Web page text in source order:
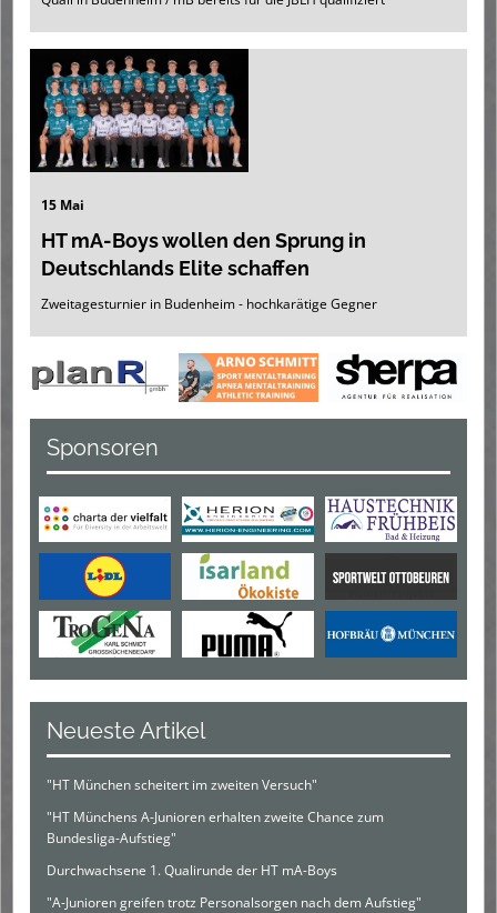
15 Mai
HT mA-Boys wollen den Sprung in
Deutschlands Elite schaffen
Zweitagesturnier in Budenheim - hochkarätige Gegner
Sponsoren
Neueste Artikel
"HT München scheitert im zweiten Versuch"
"HT Münchens A-Junioren erhalten zweite Chance zum
Bundesliga-Aufstieg"
Durchwachsene 1. Qualirunde der HT mA-Boys
"A-Junioren greifen trotz Personalsorgen nach dem Aufstieg"